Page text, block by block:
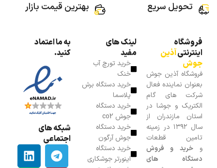
تحویل سریع بهترین قیمت بازار
فروشگاه
اینترنتیآذین
جوش
فروشگاه آذین جوش
بعنوان نماینده فعال
شرکت های گام
الکتریک و جوشا در
استان مازندران از
سال ۱۳۹۲ در زمینه
تامین قطعات
وخرید و فروش
دستگاه های
لینک های
مفید
خرید تورچ آب
خنک
خرید دستگاه برش
پلاسما
خرید دستگاه
جوش co2
خرید دستگاه
جوش آرگون
خرید دستگاه
اینورتر جوشکاری
به ما اعتماد
کنید.
شبکه های
اجتماعی